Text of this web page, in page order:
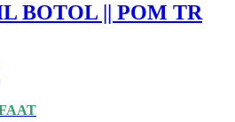
BOTOL || POM TR